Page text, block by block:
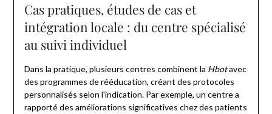
Cas pratiques, études de cas et
intégration locale : du centre spécialisé
au suivi individuel
Dans la pratique, plusieurs centres combinent la Hbotavec
des programmes de rééducation, créant des protocoles
personnalisés selon l'indication. Par exemple, un centre a
rapporté des améliorations significatives chez des patients